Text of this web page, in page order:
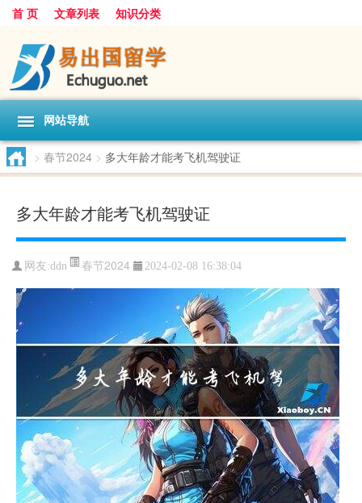
首 页 文章列表 知识分类
网站导航
> 春节2024 > 多大年龄才能考飞机驾驶证
多大年龄才能考飞机驾驶证
网友:ddn 春节2024 2024-02-08 16:38:04